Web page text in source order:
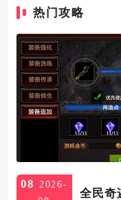
热门攻略
08 2026-
全民奇